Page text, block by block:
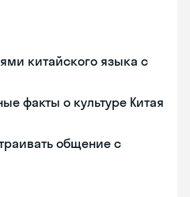
китайского языка с
факты о культуре Китая
общение с